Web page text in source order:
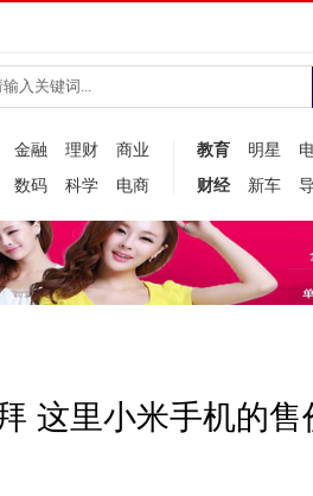
金融 理财
商业
数码 科学 电商
教育 明星
财经
新车
这里小米手机的售